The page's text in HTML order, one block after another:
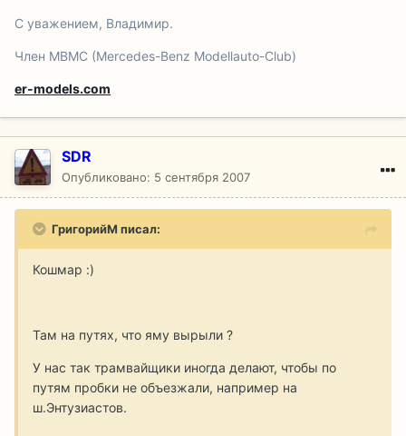
С уважением, Владимир.
Член MBMC (Mercedes-Benz Modellauto-Club)
er-models.com
SDR
Опубликовано: 5 сентября 2007
ГригорийМ писал:
Кошмар :)
Там на путях, что яму вырыли ?
У нас так трамвайщики иногда делают, чтобы по
путям пробки не объезжали, например на
ш.Энтузиастов.